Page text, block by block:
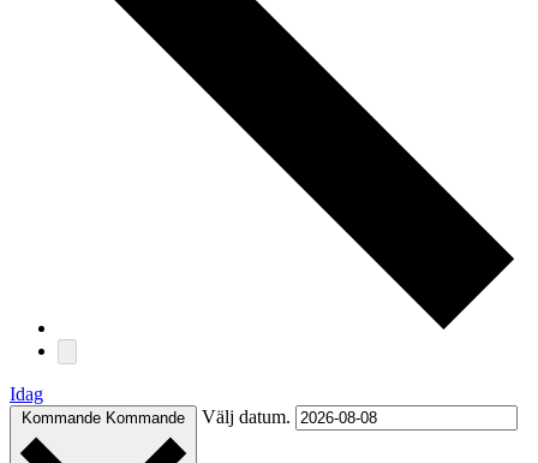
Idag
Kommande Kommande Välj datum.